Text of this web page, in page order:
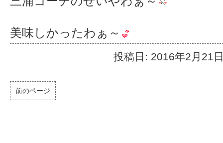
美味しかったわぁ～
投稿日: 2016年2月21
前のページ